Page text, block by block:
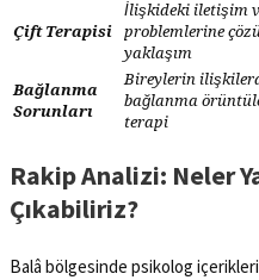
Çift Terapisi
İlişkideki iletişim
problemlerine
yaklaşım
Bağlanma
Sorunları
Bireylerin
bağlanma
terapi
Rakip Analizi: Neler
Çıkabiliriz?
Balâ bölgesinde psikolog